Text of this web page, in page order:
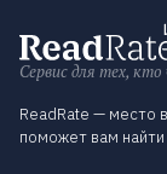
Сервис для тех,
ReadRate — место
поможет вам найти